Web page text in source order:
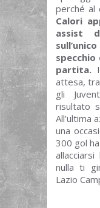
perché al
Calori
assist
partita.
attesa,
gli
risultato
All’ultima
una
300 gol
nulla ti
Lazio